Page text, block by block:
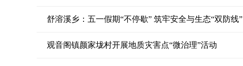
舒溶溪乡：五一假期“不停歇” 筑牢安全与生态“双防线”
观音阁镇颜家垅村开展地质灾害点“微治理”活动